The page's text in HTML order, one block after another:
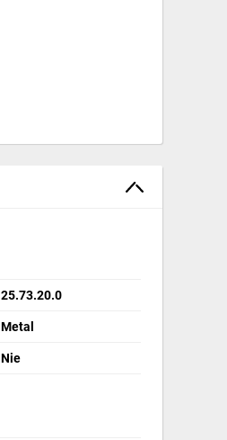
25.73.20.0
Metal
Nie